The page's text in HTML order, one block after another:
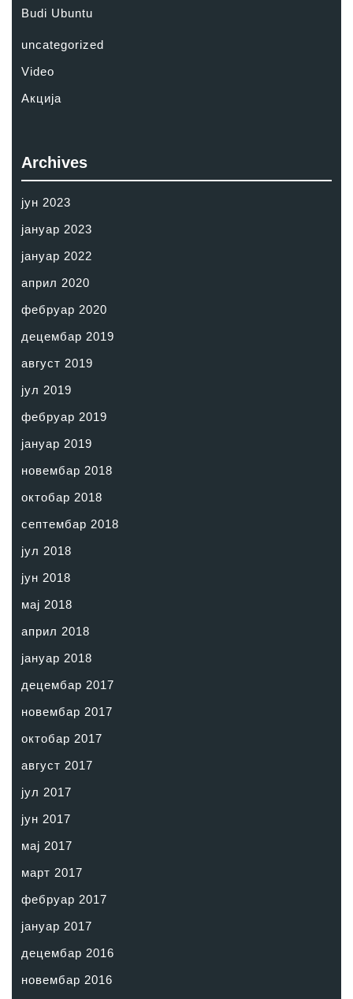
Budi Ubuntu
uncategorized
Video
Акција
Archives
јун 2023
јануар 2023
јануар 2022
април 2020
фебруар 2020
децембар 2019
август 2019
јул 2019
фебруар 2019
јануар 2019
новембар 2018
октобар 2018
септембар 2018
јул 2018
јун 2018
мај 2018
април 2018
јануар 2018
децембар 2017
новембар 2017
октобар 2017
август 2017
јул 2017
јун 2017
мај 2017
март 2017
фебруар 2017
јануар 2017
децембар 2016
новембар 2016